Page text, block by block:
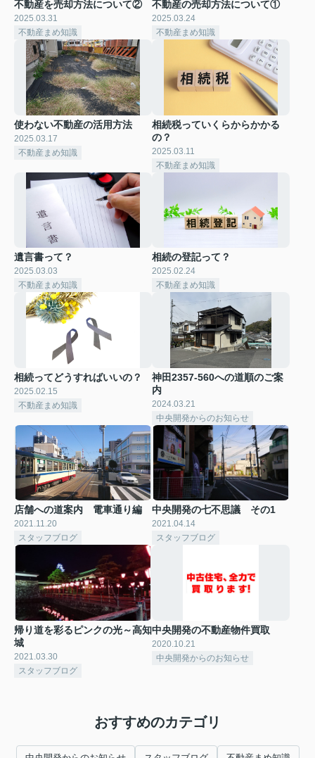
不動産を売却方法について②
2025.03.31
不動産まめ知識
不動産の売却方法について①
2025.03.24
不動産まめ知識
使わない不動産の活用方法
2025.03.17
不動産まめ知識
相続税っていくらからかかる
の？
2025.03.11
不動産まめ知識
遺言書って？
2025.03.03
不動産まめ知識
相続の登記って？
2025.02.24
不動産まめ知識
相続ってどうすればいいの？
2025.02.15
不動産まめ知識
神田2357-560への道順のご案
内
2024.03.21
中央開発からのお知らせ
店舗への道案内 電車通り編
2021.11.20
スタッフブログ
中央開発の七不思議 その1
2021.04.14
スタッフブログ
帰り道を彩るピンクの光～高知
城
2021.03.30
スタッフブログ
中央開発の不動産物件買取
2020.10.21
中央開発からのお知らせ
おすすめのカテゴリ